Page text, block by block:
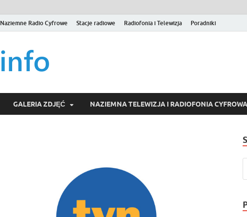
Naziemne Radio Cyfrowe Stacje radiowe Radiofonia i Telewizja Poradniki
Wideo online, VOD
GALERIA ZDJĘĆ NAZIEMNA TELEWIZJA I RADIOFONIA CYFROWA